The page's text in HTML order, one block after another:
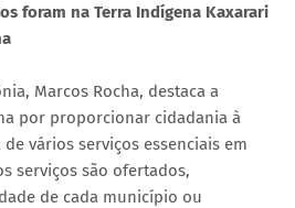
foram na Terra Indígena Kaxarari
Marcos Rocha, destaca a
por proporcionar cidadania à
vários serviços essenciais em
serviços são ofertados,
de cada município ou